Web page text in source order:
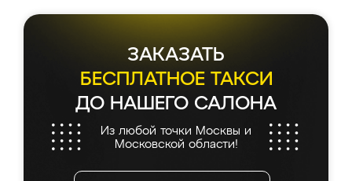
ЗАКАЗАТЬ
БЕСПЛАТНОЕ ТАКСИ
ДО НАШЕГО САЛОНА
Из любой точки Москвы и
Московской области!